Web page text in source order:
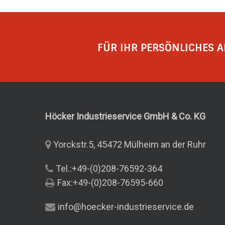
FÜR IHR PERSÖNLICHES
Höcker Industrieservice GmbH & Co. KG
Yorckstr.5, 45472 Mülheim an der Ruhr
Tel.:+49-(0)208-76592-364
Fax:+49-(0)208-76595-660
info@hoecker-industrieservice.de